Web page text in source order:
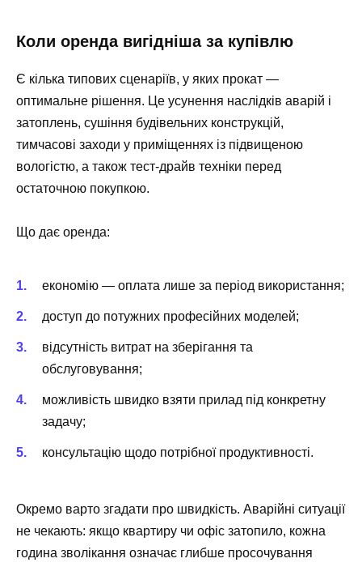
Коли оренда вигідніша за купівлю
Є кілька типових сценаріїв, у яких прокат —
оптимальне рішення. Це усунення наслідків аварій і
затоплень, сушіння будівельних конструкцій,
тимчасові заходи у приміщеннях із підвищеною
вологістю, а також тест-драйв техніки перед
остаточною покупкою.
Що дає оренда:
економію — оплата лише за період використання;
доступ до потужних професійних моделей;
відсутність витрат на зберігання та
обслуговування;
можливість швидко взяти прилад під конкретну
задачу;
консультацію щодо потрібної продуктивності.
Окремо варто згадати про швидкість. Аварійні ситуації
не чекають: якщо квартиру чи офіс затопило, кожна
година зволікання означає глибше просочування